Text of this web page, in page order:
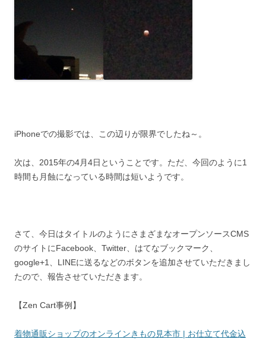
iPhoneでの撮影では、この辺りが限界でしたね～。
次は、2015年の4月4日ということです。ただ、今回のように1
時間も月蝕になっている時間は短いようです。
さて、今日はタイトルのようにさまざまなオープンソースCMS
のサイトにFacebook、Twitter、はてなブックマーク、
google+1、LINEに送るなどのボタンを追加させていただきまし
たので、報告させていただきます。
【Zen Cart事例】
着物通販ショップのオンラインきもの見本市 | お仕立て代金込